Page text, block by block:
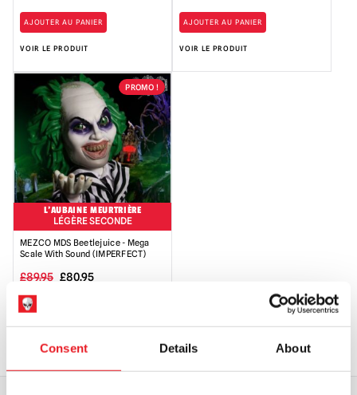
Consent Details About
initial
était
:
23,95
£.
actuel
:
11,95
£.
AJOUTER AU PANIER
VOIR LE PRODUIT
initial
était
de
actuel
de
AJOUTER AU PANIER
VOIR LE PRODUIT
PROMO !
L'AUBAINE MEURTRIÈRE
LÉGÈRE SECONDE
MEZCO MDS Beetlejuice - Mega
Scale With Sound (IMPERFECT)
£89.95 Le
était
£80.95Le
AJOUTER AU PANIER